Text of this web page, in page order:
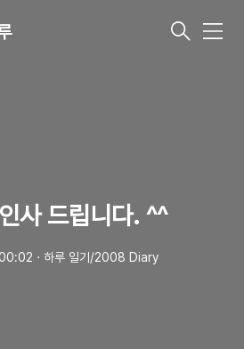
메
사 드립니다. ^^
ㆍ 하루 일기/2008 Diary